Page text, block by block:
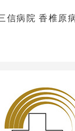
三信病院 香椎